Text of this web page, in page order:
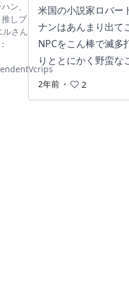
米国の小説家ロバー
ナンはあんまり出て
NPCをこん棒で滅多
りととにかく野蛮な
2年前 ・ 2
ン、
しブ
ルさん